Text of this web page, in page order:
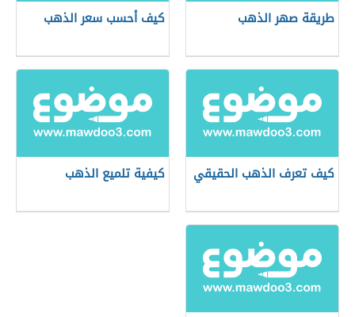
طريقة صهر الذهب كيف أحسب سعر الذهب
كيف تعرف الذهب الحقيقي كيفية تلميع الذهب